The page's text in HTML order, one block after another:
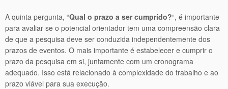
A quinta pergunta, “Qual o prazo a ser cumprido?“, é importante
para avaliar se o potencial orientador tem uma compreensão clara
de que a pesquisa deve ser conduzida independentemente dos
prazos de eventos. O mais importante é estabelecer e cumprir o
prazo da pesquisa em si, juntamente com um cronograma
adequado. Isso está relacionado à complexidade do trabalho e ao
prazo viável para sua execução.